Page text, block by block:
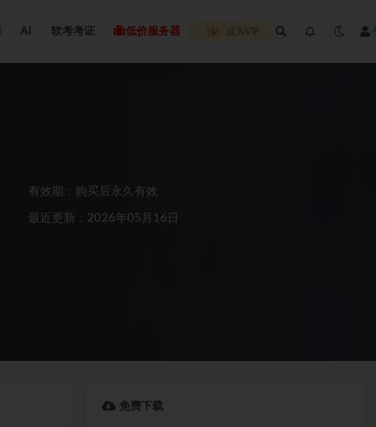
AI 软考考证 低价服务器 成为VIP
有效期：购买后永久有效
最近更新：2026年05月16日
免费下载